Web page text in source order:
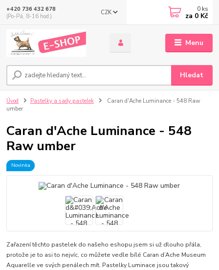
Menu
CZK
Hledat
+420 736 432 678
(Po-Pá, 8-16 hod.)
0 ks
za 0 Kč
Úvod Pastelky a sady pastelek
Caran d'Ache Luminance - 548 Raw
umber
Caran d'Ache Luminance - 548
Raw umber
Novinka
Zařazení těchto pastelek do našeho eshopu jsem si už dlouho přála,
protože je to asi to nejvíc, co můžete vedle bílé Caran d’Ache Museum
Aquarelle ve svých penálech mít. Pastelky Luminace jsou takový